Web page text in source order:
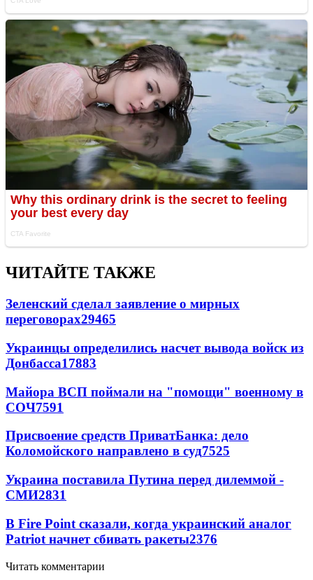
ЧИТАЙТЕ ТАКЖЕ
Зеленский сделал заявление о мирных
переговорах29465
Украинцы определились насчет вывода войск из
Донбасса17883
Майора ВСП поймали на "помощи" военному в
СОЧ7591
Присвоение средств ПриватБанка: дело
Коломойского направлено в суд7525
Украина поставила Путина перед дилеммой -
СМИ2831
В Fire Point сказали, когда украинский аналог
Patriot начнет сбивать ракеты2376
Читать комментарии